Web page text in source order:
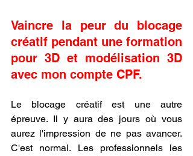
Vaincre la peur du blocage
créatif pendant une formation
pour 3D et modélisation 3D
avec mon compte CPF.
Le blocage créatif est une autre
épreuve. Il y aura des jours où vous
aurez l'impression de ne pas avancer.
C'est normal. Les professionnels les